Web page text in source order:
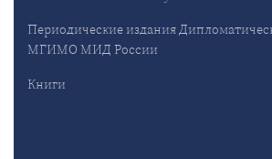
Периодические издания
МГИМО МИД России
Книги